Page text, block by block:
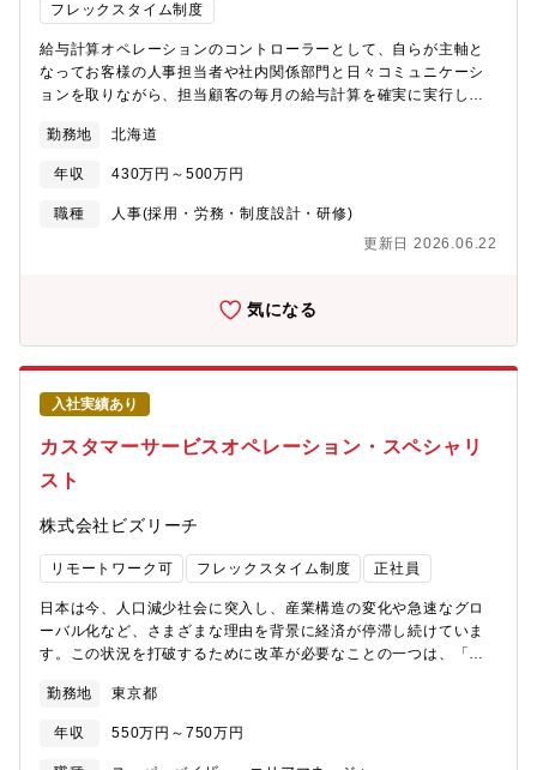
フレックスタイム制度
給与計算オペレーションのコントローラーとして、自らが主軸と
なってお客様の人事担当者や社内関係部門と日々コミュニケーシ
ョンを取りながら、担当顧客の毎月の給与計算を確実に実行しま
を把握し、精度向上・効率化・属人化防止に向けた提案をするこ
とで運用を最適化し、顧客満足度を向上します。給与業務アウト
ソーシング業界のリーディングカンパニーである当社だからこ
そ、絶対に止めることができない給与計算において重要な役割を
理解力など、給与計算はもちろん、その他の分野にも応用可能な
の交渉・調整が多く発生するため、コミュニケーションが得意な
方・お客様の求めている本質を考えることができる方・新しい知
識の習得に意欲的に取り組み、向上心の高い方・ミスが許されな
い給与計算において、全ての工程を確実に実行する丁寧さや計画
性を備えている方・顧客の課題や要望に着目し、解決方法を考え
て提案することに喜びを感じられる方・チームで物事を進めるこ
とが好きな方・「100点が当たり前」である給与計算の重圧に耐え
られる、精神的なタフさをお持ちの方配属先の仕事の全体像配属
先となるプロセス部門は、東京（70名）、北海道（190名）、長
（※ご本人の意に沿わない転勤はございません。）入社後の業務
内容①スケジュール管理：給与計算に向けた勤怠実績など各種デ
ータの期限を顧客とすり合わせます。②問合せ対応：顧客人事担
合せに回答します。③給与計算：実際の給与計算はシステムが実
施しますが、エラーの確認などを行い、確定日までに確実に給与
の支払い金額を確定して納品します。④月次報告会：毎月、担当
顧客と当月給与計算の報告・課題管理・改善提案を実施します。
算ロジックの修正を行います。将来のキャリアパス1か月程度の研
勤務地 北海道
年収 430万円～500万円
職種
人事(採用・労務・制度設計・研修)
更新日 2026.06.22
気になる
入社実績あり
カスタマーサービスオペレーション・スペシャリ
スト
株式会社ビズリーチ
リモートワーク可 フレックスタイム制度 正社員
日本は今、人口減少社会に突入し、産業構造の変化や急速なグロ
ーバル化など、さまざまな理由を背景に経済が停滞し続けていま
す。この状況を打破するために改革が必要なことの一つは、「働
伴い、ビジネス環境はいともたやすく変化します。企業は、不確
実で複雑性が高い環境下で変化し続けなければ生き残っていけま
せん。企業の経営環境の移り変わりにより、個人の「働き方」を
勤務地 東京都
年収 550万円～750万円